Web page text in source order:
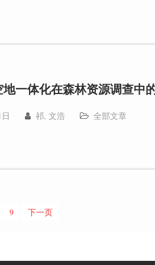
一体化在森林资源调查中
祁, 文浩 全部文章
9 下一页